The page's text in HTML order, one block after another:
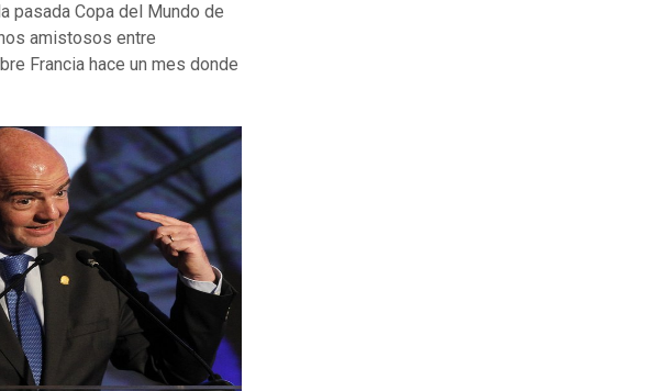
pasada Copa del Mundo de
amistosos entre
Francia hace un mes donde